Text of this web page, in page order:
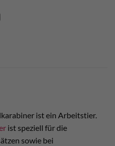
ist ein Arbeitstier.
ist speziell für die
sowie bei